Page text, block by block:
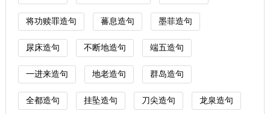
将功赎罪造句 蕃息造句 墨菲造句
尿床造句 不断地造句 端五造句
一进来造句 地老造句 群岛造句
全都造句 挂坠造句 刀尖造句 龙泉造句